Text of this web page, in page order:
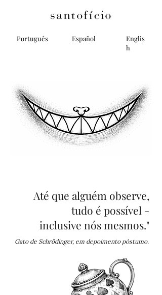
Português Español
Englis
h
Até que alguém observe,
tudo é possível -
inclusive nós mesmos."
Gato de Schrödinger, em depoimento póstumo.